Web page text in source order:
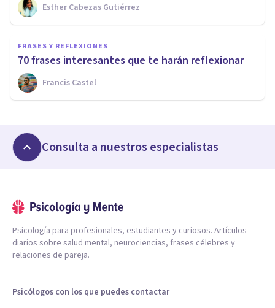
Esther Cabezas Gutiérrez
FRASES Y REFLEXIONES
70 frases interesantes que te harán reflexionar
Francis Castel
Consulta a nuestros especialistas
Psicología para profesionales, estudiantes y curiosos. Artículos
diarios sobre salud mental, neurociencias, frases célebres y
relaciones de pareja.
Psicólogos con los que puedes contactar